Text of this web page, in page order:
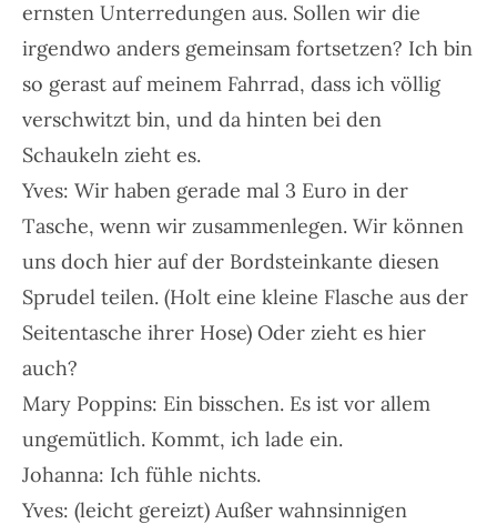
ernsten Unterredungen aus. Sollen wir die
irgendwo anders gemeinsam fortsetzen? Ich bin
so gerast auf meinem Fahrrad, dass ich völlig
verschwitzt bin, und da hinten bei den
Schaukeln zieht es.
Yves: Wir haben gerade mal 3 Euro in der
Tasche, wenn wir zusammenlegen. Wir können
uns doch hier auf der Bordsteinkante diesen
Sprudel teilen. (Holt eine kleine Flasche aus der
Seitentasche ihrer Hose) Oder zieht es hier
auch?
Mary Poppins: Ein bisschen. Es ist vor allem
ungemütlich. Kommt, ich lade ein.
Johanna: Ich fühle nichts.
Yves: (leicht gereizt) Außer wahnsinnigen